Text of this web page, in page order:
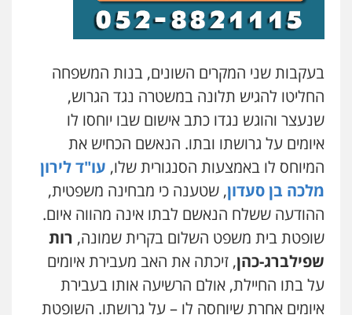
בעקבות שני המקרים השונים, בנות המשפחה
החליטו להגיש תלונה במשטרה נגד הגרוש,
שנעצר והוגש נגדו כתב אישום שבו יוחסו לו
איומים על גרושתו ובתו. הנאשם הכחיש את
המיוחס לו באמצעות הסנגורית שלו, עו"ד לירון
מלכה בן סעדון, שטענה כי מבחינה משפטית,
ההודעה ששלח הנאשם לבתו אינה מהווה איום.
שופטת בית משפט השלום בקרית שמונה, רות
שפילברג-כהן, זיכתה את האב מעבירת איומים
על בתו החיילת, אולם הרשיעה אותו בעבירת
איומים אחרת שיוחסה לו – על גרושתו. השופטת